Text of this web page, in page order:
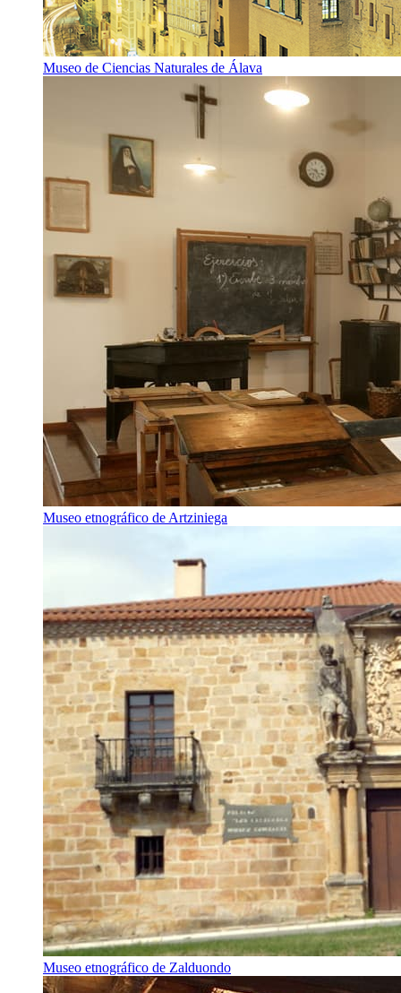
Museo de Ciencias Naturales de Álava
Museo etnográfico de Artziniega
Museo etnográfico de Zalduondo